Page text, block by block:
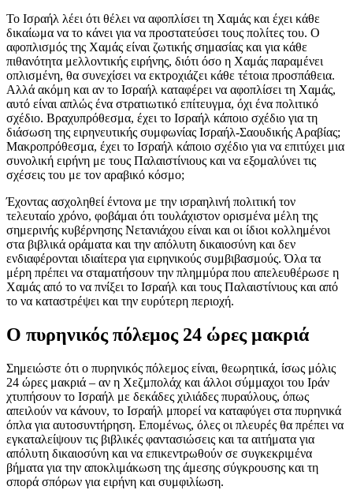
Το Ισραήλ λέει ότι θέλει να αφοπλίσει τη Χαμάς και έχει κάθε
δικαίωμα να το κάνει για να προστατεύσει τους πολίτες του. Ο
αφοπλισμός της Χαμάς είναι ζωτικής σημασίας και για κάθε
πιθανότητα μελλοντικής ειρήνης, διότι όσο η Χαμάς παραμένει
οπλισμένη, θα συνεχίσει να εκτροχιάζει κάθε τέτοια προσπάθεια.
Αλλά ακόμη και αν το Ισραήλ καταφέρει να αφοπλίσει τη Χαμάς,
αυτό είναι απλώς ένα στρατιωτικό επίτευγμα, όχι ένα πολιτικό
σχέδιο. Βραχυπρόθεσμα, έχει το Ισραήλ κάποιο σχέδιο για τη
διάσωση της ειρηνευτικής συμφωνίας Ισραήλ-Σαουδικής Αραβίας;
Μακροπρόθεσμα, έχει το Ισραήλ κάποιο σχέδιο για να επιτύχει μια
συνολική ειρήνη με τους Παλαιστίνιους και να εξομαλύνει τις
σχέσεις του με τον αραβικό κόσμο;
Έχοντας ασχοληθεί έντονα με την ισραηλινή πολιτική τον
τελευταίο χρόνο, φοβάμαι ότι τουλάχιστον ορισμένα μέλη της
σημερινής κυβέρνησης Νετανιάχου είναι και οι ίδιοι κολλημένοι
στα βιβλικά οράματα και την απόλυτη δικαιοσύνη και δεν
ενδιαφέρονται ιδιαίτερα για ειρηνικούς συμβιβασμούς. Όλα τα
μέρη πρέπει να σταματήσουν την πλημμύρα που απελευθέρωσε η
Χαμάς από το να πνίξει το Ισραήλ και τους Παλαιστίνιους και από
το να καταστρέψει και την ευρύτερη περιοχή.
Ο πυρηνικός πόλεμος 24 ώρες μακριά
Σημειώστε ότι ο πυρηνικός πόλεμος είναι, θεωρητικά, ίσως μόλις
24 ώρες μακριά – αν η Χεζμπολάχ και άλλοι σύμμαχοι του Ιράν
χτυπήσουν το Ισραήλ με δεκάδες χιλιάδες πυραύλους, όπως
απειλούν να κάνουν, το Ισραήλ μπορεί να καταφύγει στα πυρηνικά
όπλα για αυτοσυντήρηση. Επομένως, όλες οι πλευρές θα πρέπει να
εγκαταλείψουν τις βιβλικές φαντασιώσεις και τα αιτήματα για
απόλυτη δικαιοσύνη και να επικεντρωθούν σε συγκεκριμένα
βήματα για την αποκλιμάκωση της άμεσης σύγκρουσης και τη
σπορά σπόρων για ειρήνη και συμφιλίωση.